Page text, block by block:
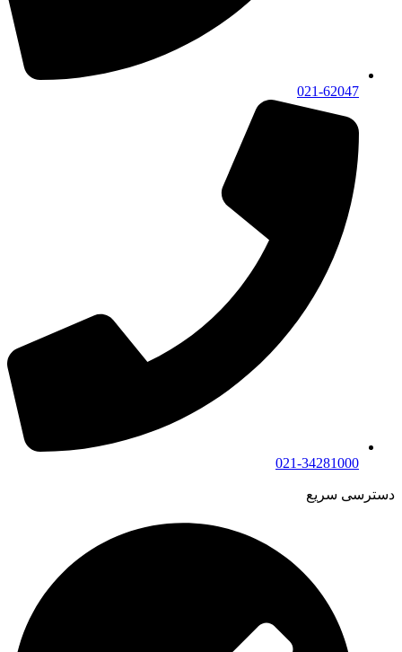
021-62047
021-34281000
دسترسی سریع